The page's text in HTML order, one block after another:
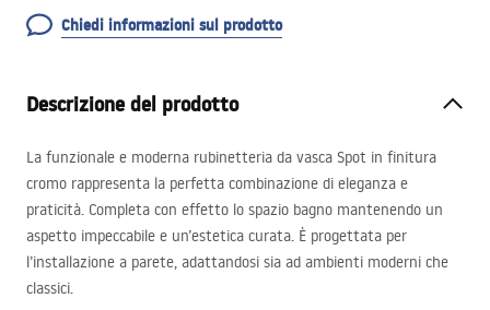
Chiedi informazioni sul prodotto
Descrizione del prodotto
La funzionale e moderna rubinetteria da vasca Spot in finitura
cromo rappresenta la perfetta combinazione di eleganza e
praticità. Completa con effetto lo spazio bagno mantenendo un
aspetto impeccabile e un’estetica curata. È progettata per
l’installazione a parete, adattandosi sia ad ambienti moderni che
classici.